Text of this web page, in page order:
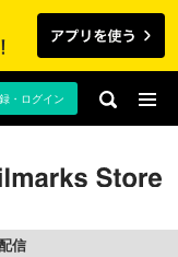
・ログイン
信